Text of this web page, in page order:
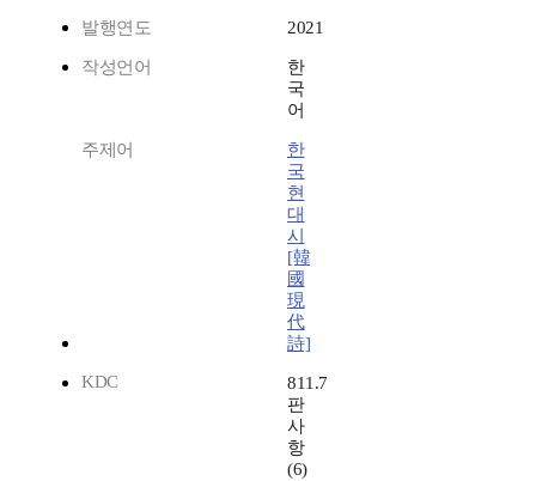
발행연도 2021
작성언어
한
국
어
주제어
한
국
현
대
시
[韓
國
現
代
詩]
KDC
811.7
판
사
항
(6)